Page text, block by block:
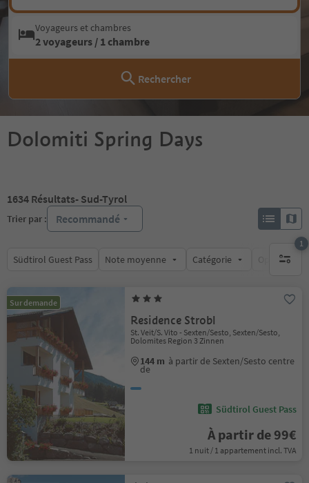
Voyageurs et chambres
2 voyageurs / 1 chambre
Rechercher
Dolomiti Spring Days
1634 Résultats- Sud-Tyrol
Trier par : Recommandé
Südtirol Guest Pass Note moyenne Catégorie Options de
1
1 filtre
Sur demande
Residence Strobl
St. Veit/S. Vito - Sexten/Sesto, Sexten/Sesto,
Dolomites Region 3 Zinnen
144 m à partir de Sexten/Sesto centre
de
Südtirol Guest Pass
À partir de 99€
1 nuit / 1 appartement incl. TVA